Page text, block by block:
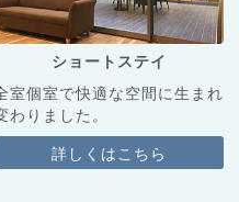
ショートステイ
室個室で快適な空間に生まれ
わりました。
詳しくはこちら